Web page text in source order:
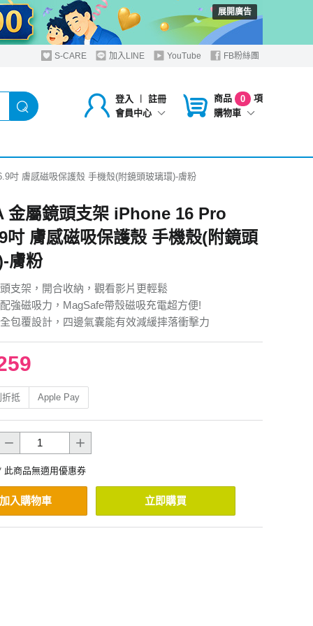
展開廣告
S-CARE 加入LINE YouTube FB粉絲團
登入 ︱
註冊
會員中心
商品 0
項
購物車
吋 膚感磁吸保護殼 手機殼(附鏡頭玻璃環)-膚粉
金屬鏡頭支架 iPhone 16 Pro
吋 膚感磁吸保護殼 手機殼(附鏡頭
膚粉
支架，開合收納，觀看影片更輕鬆
強磁吸力，MagSafe帶殼磁吸充電超方便!
包覆設計，四邊氣囊能有效減緩摔落衝擊力
抵 Apple Pay
此商品無適用優惠券
加入購物車 立即購買